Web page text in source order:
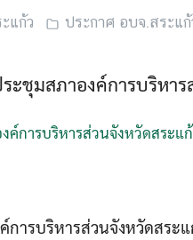
Search
แก้ว ประกาศ อบจ.สระแก้
ชุมสภาองค์การบริหา
ค์การบริหารส่วนจังหวัดสระแ
ารบริหารส่วนจังหวัดสระแ